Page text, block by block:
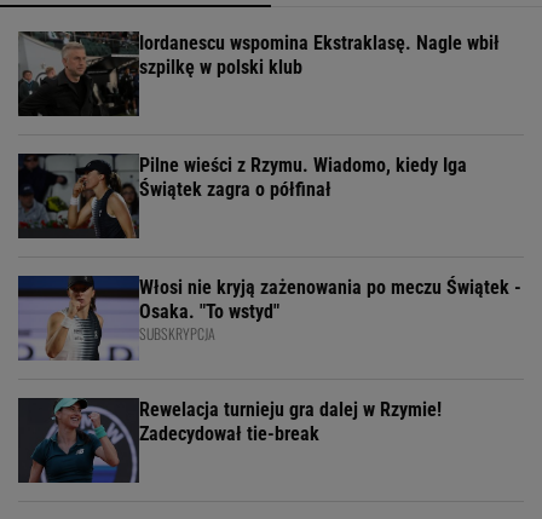
Iordanescu wspomina Ekstraklasę. Nagle wbił
szpilkę w polski klub
Pilne wieści z Rzymu. Wiadomo, kiedy Iga
Świątek zagra o półfinał
Włosi nie kryją zażenowania po meczu Świątek -
Osaka. "To wstyd"
SUBSKRYPCJA
Rewelacja turnieju gra dalej w Rzymie!
Zadecydował tie-break